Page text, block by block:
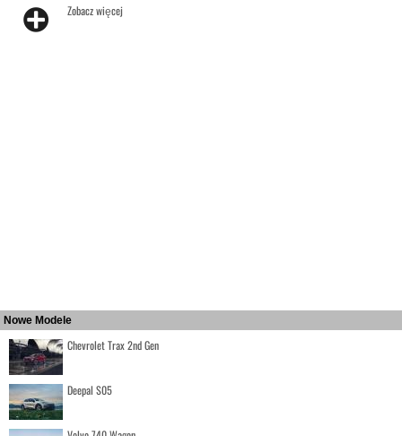
Zobacz więcej
Nowe Modele
Chevrolet Trax 2nd Gen
Deepal S05